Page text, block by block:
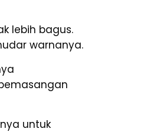
lebih bagus.
warnanya.
untuk